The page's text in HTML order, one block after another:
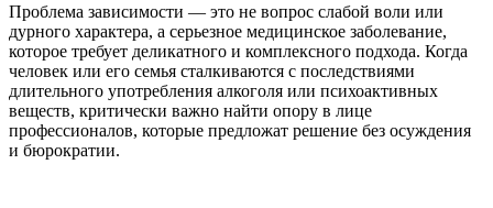
Проблема зависимости — это не вопрос слабой воли или
дурного характера, а серьезное медицинское заболевание,
которое требует деликатного и комплексного подхода. Когда
человек или его семья сталкиваются с последствиями
длительного употребления алкоголя или психоактивных
веществ, критически важно найти опору в лице
профессионалов, которые предложат решение без осуждения
и бюрократии.